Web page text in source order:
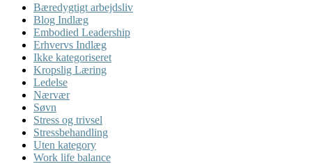
Bæredygtigt arbejdsliv
Blog Indlæg
Embodied Leadership
Erhvervs Indlæg
Ikke kategoriseret
Kropslig Læring
Ledelse
Nærvær
Søvn
Stress og trivsel
Stressbehandling
Uten kategory
Work life balance